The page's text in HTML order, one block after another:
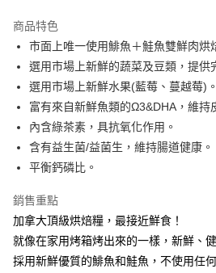
新竹貨運宅配
每筆NT$100，滿NT$1,000(含以上)免
祥億貨運
每筆NT$100，滿NT$1,000(含以上)免
離島宅配
每筆NT$200，滿NT$1,000(含以上)免運
商品特色
市面上唯一使用鯡魚＋鮭魚雙鮮肉烘
選用市場上新鮮的蔬菜及豆類，提供
選用市場上新鮮水果(藍莓、蔓越莓)。
富有來自新鮮魚類的Ω3&DHA，維持
內含綠茶素，具抗氧化作用。
含有益生菌/益菌生，維持腸道健康。
平衡鈣磷比。
銷售重點
加拿大頂級烘焙糧，最接近鮮食！
就像在家用烤箱烤出來的一樣，新鮮、
採用新鮮優質的鯡魚和鮭魚，不使用任何